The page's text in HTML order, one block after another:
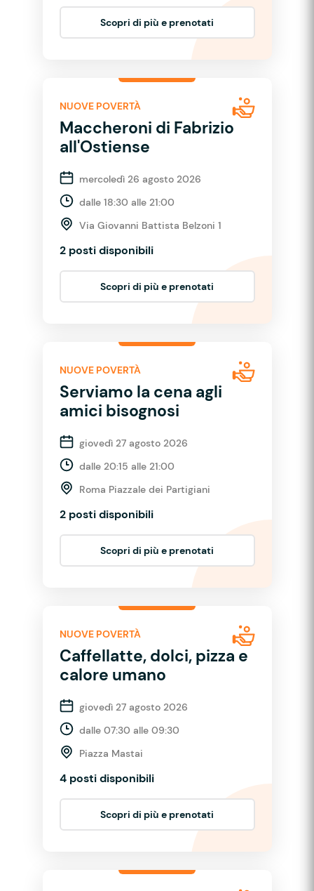
Scopri di più e prenotati
NUOVE POVERTÀ
Maccheroni di Fabrizio
all'Ostiense
mercoledì 26 agosto 2026
dalle 18:30 alle 21:00
Via Giovanni Battista Belzoni 1
2 posti disponibili
Scopri di più e prenotati
NUOVE POVERTÀ
Serviamo la cena agli
amici bisognosi
giovedì 27 agosto 2026
dalle 20:15 alle 21:00
Roma Piazzale dei Partigiani
2 posti disponibili
Scopri di più e prenotati
NUOVE POVERTÀ
Caffellatte, dolci, pizza e
calore umano
giovedì 27 agosto 2026
dalle 07:30 alle 09:30
Piazza Mastai
4 posti disponibili
Scopri di più e prenotati